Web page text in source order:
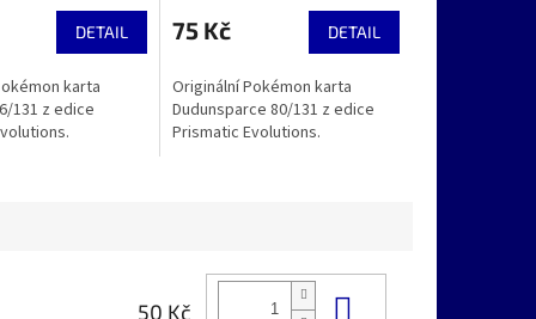
DETAIL
karta
131 z edice
75 Kč DETAIL
Originální Pokémon karta
Dudunsparce 80/131 z edice
Prismatic Evolutions.
50 Kč